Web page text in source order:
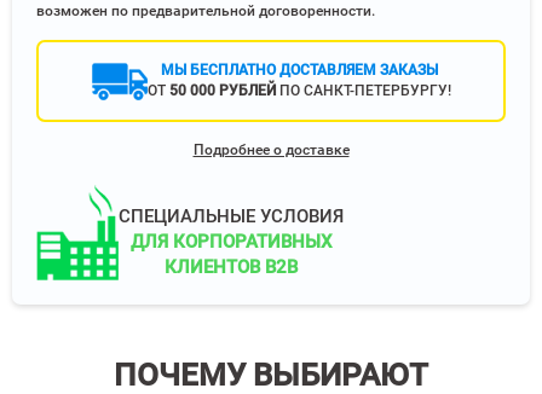
возможен по предварительной договоренности.
МЫ БЕСПЛАТНО ДОСТАВЛЯЕМ ЗАКАЗЫ
ОТ 50 000 РУБЛЕЙ ПО САНКТ-ПЕТЕРБУРГУ!
Подробнее о доставке
СПЕЦИАЛЬНЫЕ УСЛОВИЯ
ДЛЯ КОРПОРАТИВНЫХ
КЛИЕНТОВ B2B
ПОЧЕМУ ВЫБИРАЮТ